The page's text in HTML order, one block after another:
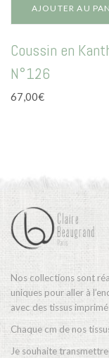
page
du
AJOUTER AU
Coussin en
N°126
67,00€
Nos collections sont
uniques pour aller à
avec des tissus
Chaque cm de nos
Je souhaite